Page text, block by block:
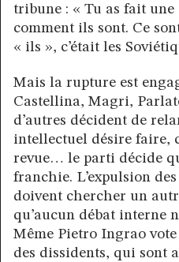
tribune : « Tu as fait une
comment ils sont. Ce
« ils », c’était les
Mais la rupture est
Castellina, Magri,
d’autres décident de
intellectuel désire faire,
revue… le parti décide
franchie. L’expulsion
doivent chercher un
qu’aucun débat interne
Même Pietro Ingrao
des dissidents, qui sont